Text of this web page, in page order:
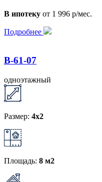
В ипотеку от 1 996 р/мес.
Подробнее
B-61-07
одноэтажный
Размер: 4x2
Площадь: 8 м2